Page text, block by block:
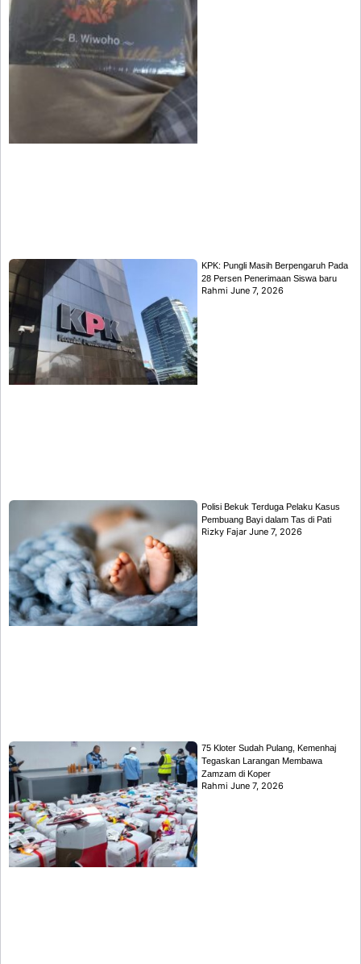
KPK: Pungli Masih Berpengaruh Pada
28 Persen Penerimaan Siswa baru
RahmiJune 7, 2026
Polisi Bekuk Terduga Pelaku Kasus
Pembuang Bayi dalam Tas di Pati
Rizky FajarJune 7, 2026
75 Kloter Sudah Pulang, Kemenhaj
Tegaskan Larangan Membawa
Zamzam di Koper
RahmiJune 7, 2026